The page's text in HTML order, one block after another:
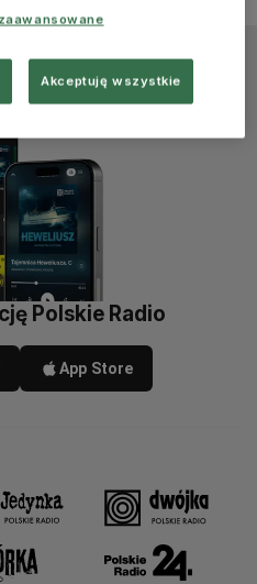
Polskie Radio
App Store
Akceptuję wszystkie